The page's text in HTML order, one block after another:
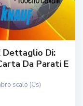
Dettaglio Di:
Da Parati E
scalo (Cs)